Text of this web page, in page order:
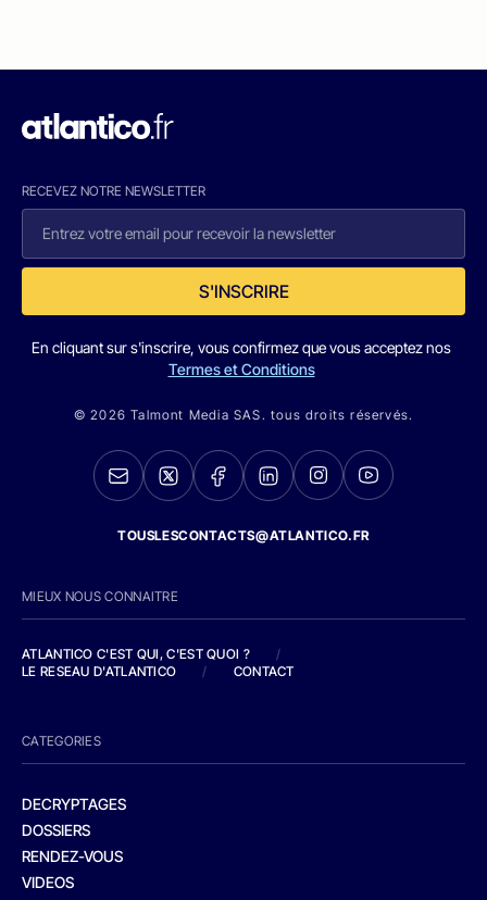
RECEVEZ NOTRE NEWSLETTER
S'INSCRIRE
En cliquant sur s'inscrire, vous confirmez que vous acceptez nos
Termes et Conditions
© 2026 Talmont Media SAS. tous droits réservés.
TOUSLESCONTACTS@ATLANTICO.FR
MIEUX NOUS CONNAITRE
ATLANTICO C'EST QUI, C'EST QUOI ?
/
LE RESEAU D'ATLANTICO
/ CONTACT
CATEGORIES
DECRYPTAGES
DOSSIERS
RENDEZ-VOUS
VIDEOS